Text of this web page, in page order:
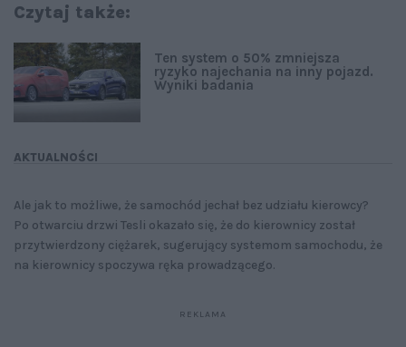
Czytaj także:
AKTUALNOŚCI
Ten system o 50% zmniejsza
ryzyko najechania na inny pojazd.
Wyniki badania
Ale jak to możliwe, że samochód jechał bez udziału kierowcy?
Po otwarciu drzwi Tesli okazało się, że do kierownicy został
przytwierdzony ciężarek, sugerujący systemom samochodu, że
na kierownicy spoczywa ręka prowadzącego.